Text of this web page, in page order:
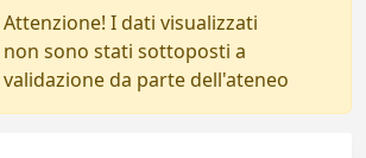
Attenzione! I dati visualizzati
non sono stati sottoposti a
validazione da parte dell'ateneo